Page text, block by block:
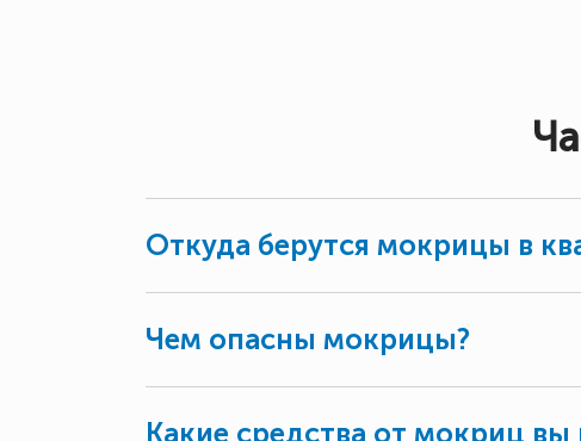
Откуда берутся мокрицы в
Чем опасны мокрицы?
Какие средства от мокриц вы